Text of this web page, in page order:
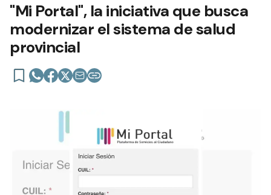
"Mi Portal", la iniciativa que busca
modernizar el sistema de salud
provincial